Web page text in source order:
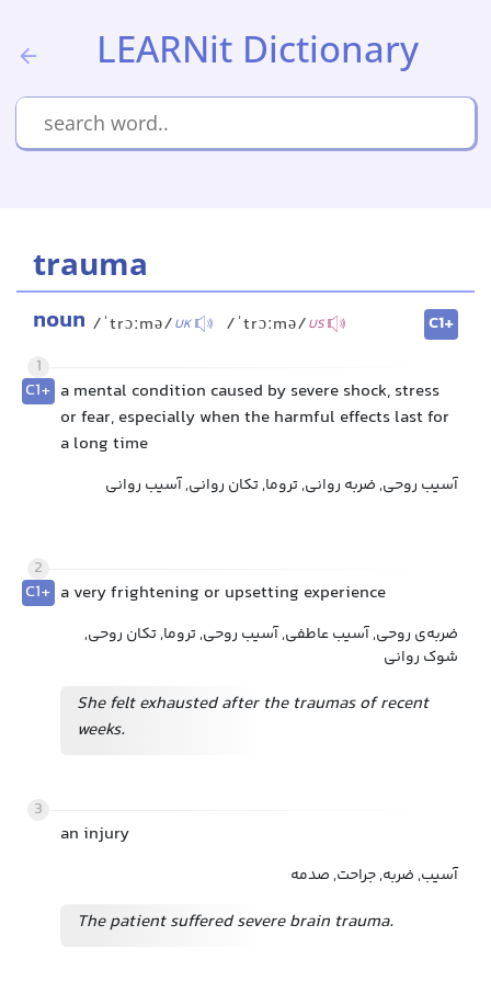
LEARNit Dictionary
trauma
noun /ˈtrɔːmə/UK /ˈtrɔːmə/US
C1+
1
C1+ a mental condition caused by severe shock, stress
or fear, especially when the harmful effects last for
a long time
آسیب روحی, ضربه روانی, تروما, تکان روانی, آسیب روانی
2
C1+ a very frightening or upsetting experience
ضربه‌ی روحی, آسیب عاطفی, آسیب روحی, تروما, تکان روحی,
شوک روانی
She felt exhausted after the traumas of recent
weeks.
3
an injury
آسیب, ضربه, جراحت, صدمه
The patient suffered severe brain trauma.